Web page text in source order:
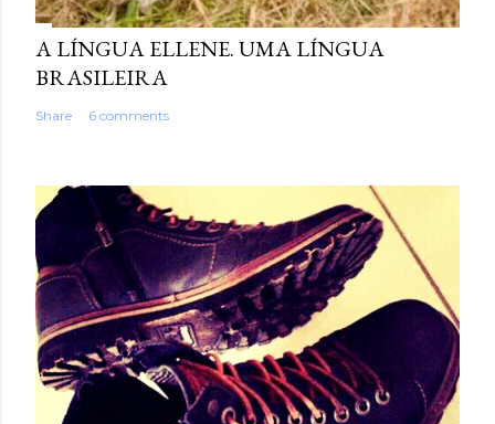
A LÍNGUA ELLENE. UMA LÍNGUA
BRASILEIRA
Share 6 comments